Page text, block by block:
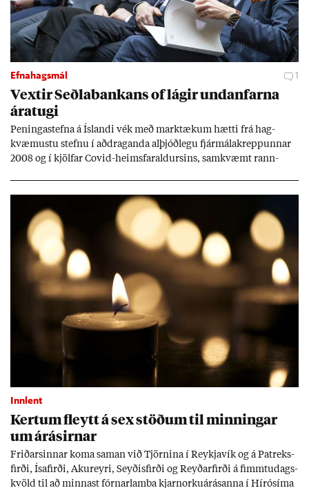
Efnahagsmál 1
Vext­ir Seðla­bank­ans of lág­ir und­an­farna
ára­tugi
Pen­inga­stefna á Ís­landi vék með mark­tæk­um hætti frá hag­
kvæm­ustu stefnu í að­drag­anda al­þjóð­legu fjár­málakrepp­unn­ar
2008 og í kjöl­far Covid-heims­far­ald­urs­ins, sam­kvæmt rann­
Innlent
Kert­um fleytt á sex stöð­um til minn­ing­ar
um árás­irn­ar
Frið­arsinn­ar koma sam­an við Tjörn­ina í Reykja­vík og á Pat­reks­
firði, Ísa­firði, Ak­ur­eyri, Seyð­is­firði og Reyð­ar­firði á fimmtu­dags­
kvöld til að minn­ast fórn­ar­lamba kjarn­orku­árás­anna í Hírósíma